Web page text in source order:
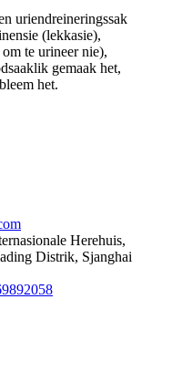
uriendreineringssak
(lekkasie),
te urineer nie),
gemaak het,
het.
Herehuis,
Distrik, Sjanghai